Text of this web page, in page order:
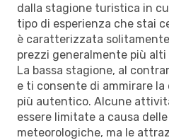
dalla stagione turistica in
tipo di esperienza che stai
è caratterizzata
prezzi generalmente più
La bassa stagione, al
e ti consente di ammirare
più autentico. Alcune
essere limitate a causa
meteorologiche, ma le